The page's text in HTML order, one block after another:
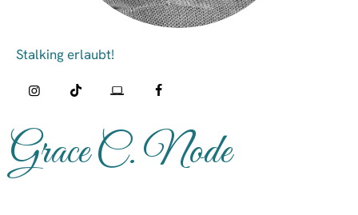
Grace C. Node